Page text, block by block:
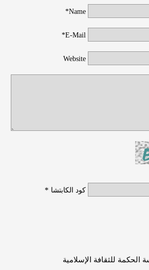
Name*
E-Mail*
Website
كود الكابتشا *
للثقافة الإسلامية